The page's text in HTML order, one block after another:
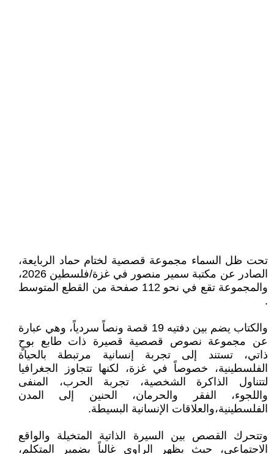
تحت ظل السماء مجموعة قصصية لختام حماد الربايعة،
الصادر عن مكتبة سمير منصور في غزة/فلسطين 2026،
والمجموعة تقع في نحو 112 صفحة من القطع المتوسط
.
والكتاب يضم بين دفتيه 19 قصة ونصاً سردياً، وهي عبارة
عن مجموعة نصوص قصصية قصيرة ذات طابع بوحٍ
ذاتي، تستند إلى تجربة إنسانية مرتبطة بالحياة
الفلسطينية، خصوصاً في غزة، لكنها تتجاوز الجغرافيا
لتتناول الذاكرة الشخصية، تجربة الحرب، المنفى
واللجوء، الفقر والحرمان، الحنين إلى المدن
الفلسطينية،والعلاقات الإنسانية البسيطة.
وتتحرك القصص بين السيرة الذاتية المتخيلة والواقع
الاجتماعي، حيث يظهر الراوي غالباً بضمير المتكلم،